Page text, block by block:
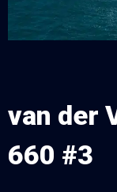
van der
660 #3